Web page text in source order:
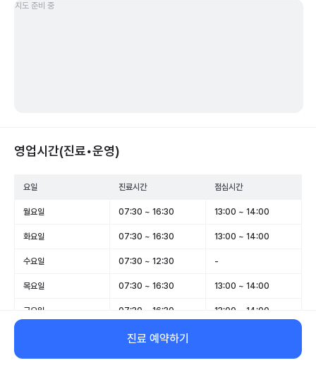
지도 준비 중
영업시간(진료•운영)
요일 진료시간 점심시간
월요일 07:30 ~ 16:30 13:00 ~ 14:00
화요일 07:30 ~ 16:30 13:00 ~ 14:00
수요일 07:30 ~ 12:30 -
목요일 07:30 ~ 16:30 13:00 ~ 14:00
금요일 07:30 ~ 16:30 13:00 ~ 14:00
07:30 ~ 12:30
일요일 휴무 -
진료 예약하기